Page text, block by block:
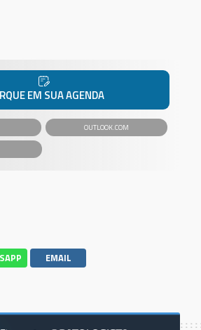
EM SUA AGENDA
OUTLOOK.COM
EMAIL